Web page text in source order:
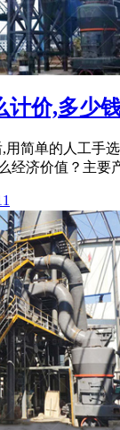
计价,多少
用简单的人工手
经济价值？主要